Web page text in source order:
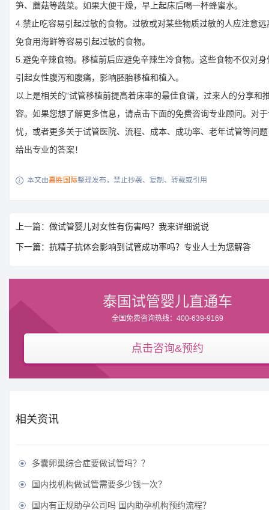
笋、蘑菇等蔬菜。如果大便干燥，早上起床后喝一杯蜂蜜水。
4.禁止吃容易引起过敏的食物。过敏或对某些物质过敏的人应注意
免食用海鲜等容易引起过敏的食物。
5.避免辛辣食物。移植前后应避免辛辣生冷食物。这些食物不仅对
引起女性腹泻和腹痛，影响胚胎移植和植入。
以上是相关的“试管移植前提高着床率的最佳食谱，过来人的分享和
容。如果您想了解更多信息，请点击下面的免费咨询专业顾问。对
忧，或者更多关于试管医院、流程、成本、成功率、老年试管等问
给出专业的答案！
 本文由嘉胜国际整理发布，禁止抄袭、复制、转载或引用
上一篇：做试管婴儿对女性有伤害吗？我来详细说说
下一篇：抗精子抗体会影响到试管成功率吗？专业人士为您解答
泰国试管婴儿直通车
全国免费咨询热线：400-639-9169
点击咨询&预约
相关资讯
 多囊卵巢综合症要做试管吗？？
 国内找机构做试管需要多少钱一次？
 国内有正规助孕公司吗 国内助孕机构预约流程？